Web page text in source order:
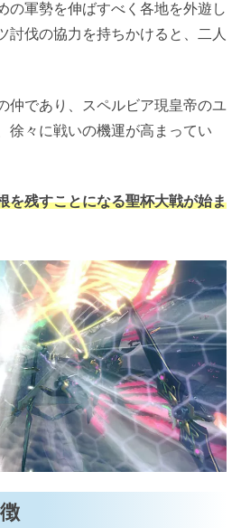
の軍勢を伸ばすべく各地を外遊し
討伐の協力を持ちかけると、二人
仲であり、スペルビア現皇帝のユ
徐々に戦いの機運が高まってい
を残すことになる聖杯大戦が始ま